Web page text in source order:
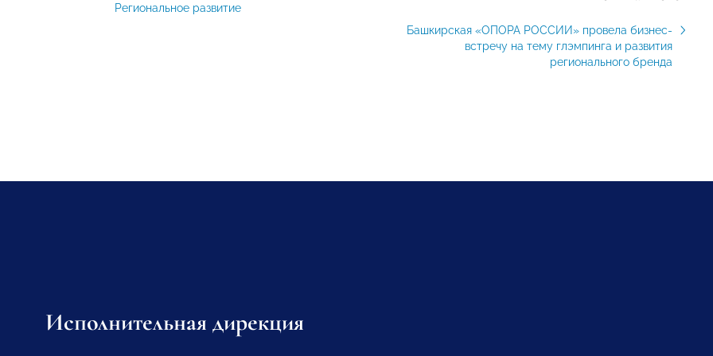
Башкирская «ОПОРА РОССИИ» провела бизнес-
встречу на тему глэмпинга и развития
регионального бренда
Региональное развитие
Исполнительная дирекция